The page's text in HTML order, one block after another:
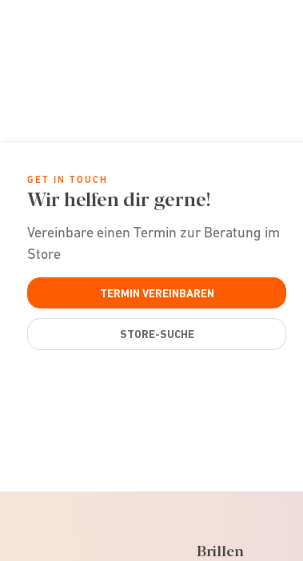
GET IN TOUCH
Wir helfen dir gerne!
Vereinbare einen Termin zur Beratung im
Store
TERMIN VEREINBAREN
STORE-SUCHE
Brillen